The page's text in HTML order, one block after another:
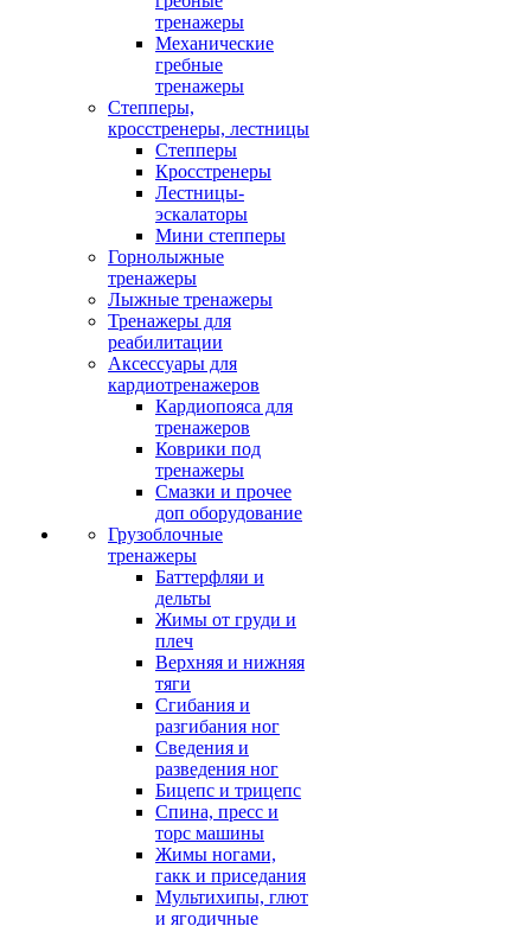
тренажеры
Механические
гребные
тренажеры
Степперы,
кросстренеры, лестницы
Степперы
Кросстренеры
Лестницы-
эскалаторы
Мини степперы
Горнолыжные
тренажеры
Лыжные тренажеры
Тренажеры для
реабилитации
Аксессуары для
кардиотренажеров
Кардиопояса для
тренажеров
Коврики под
тренажеры
Смазки и прочее
доп оборудование
Грузоблочные
тренажеры
Баттерфляи и
дельты
Жимы от груди и
плеч
Верхняя и нижняя
тяги
Сгибания и
разгибания ног
Сведения и
разведения ног
Бицепс и трицепс
Спина, пресс и
торс машины
Жимы ногами,
гакк и приседания
Мультихипы, глют
и ягодичные